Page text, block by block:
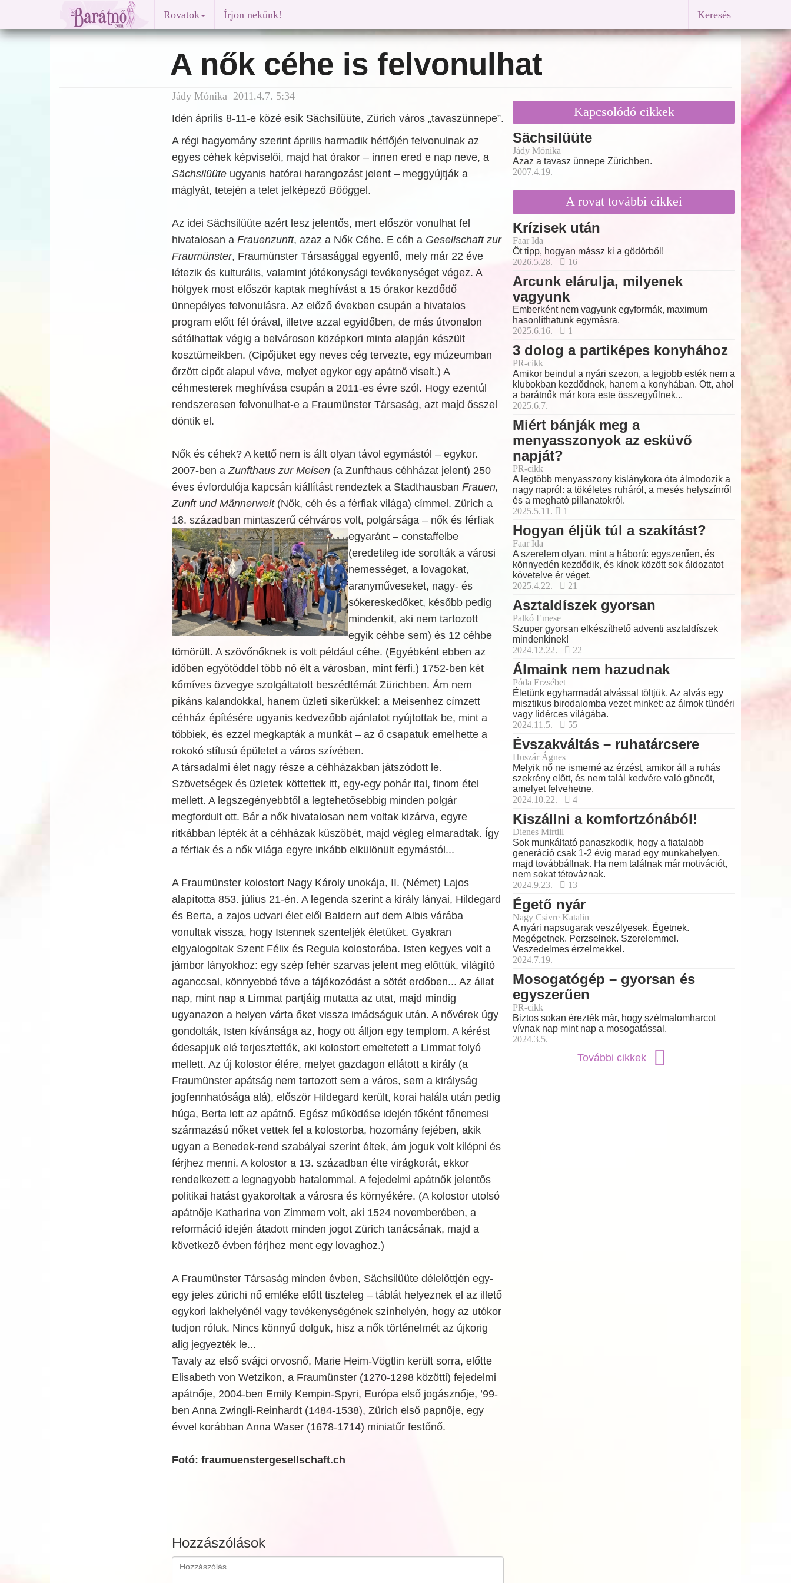
Rovatok Írjon nekünk! Keresés
A nők céhe is felvonulhat
Jády Mónika 2011.4.7. 5:34
Idén április 8-11-e közé esik Sächsilüüte, Zürich város „tavaszünnepe”.
A régi hagyomány szerint április harmadik hétfőjén felvonulnak az
egyes céhek képviselői, majd hat órakor – innen ered e nap neve, a
Sächsilüüteugyanis hatórai harangozást jelent – meggyújtják a
máglyát, tetején a telet jelképező Bööggel.
Az idei Sächsilüüte azért lesz jelentős, mert először vonulhat fel
hivatalosan a Frauenzunft, azaz a Nők Céhe. E céh a Gesellschaft zur
Fraumünster, Fraumünster Társasággal egyenlő, mely már 22 éve
létezik és kulturális, valamint jótékonysági tevékenységet végez. A
hölgyek most először kaptak meghívást a 15 órakor kezdődő
ünnepélyes felvonulásra. Az előző években csupán a hivatalos
program előtt fél órával, illetve azzal egyidőben, de más útvonalon
sétálhattak végig a belvároson középkori minta alapján készült
kosztümeikben. (Cipőjüket egy neves cég tervezte, egy múzeumban
őrzött cipőt alapul véve, melyet egykor egy apátnő viselt.) A
céhmesterek meghívása csupán a 2011-es évre szól. Hogy ezentúl
rendszeresen felvonulhat-e a Fraumünster Társaság, azt majd ősszel
döntik el.
Nők és céhek? A kettő nem is állt olyan távol egymástól – egykor.
2007-ben aZunfthaus zur Meisen(a Zunfthaus céhházat jelent) 250
éves évfordulója kapcsán kiállítást rendeztek a Stadthausban Frauen,
Zunft und Männerwelt (Nők, céh és a férfiak világa) címmel. Zürich a
18. században mintaszerű céhváros volt, polgársága – nők és férfiak
egyaránt – constaffelbe
(eredetileg ide sorolták a városi
nemességet, a lovagokat,
aranyműveseket, nagy- és
sókereskedőket, később pedig
mindenkit, aki nem tartozott
egyik céhbe sem) és 12 céhbe
tömörült. A szövőnőknek is volt például céhe. (Egyébként ebben az
időben egyötöddel több nő élt a városban, mint férfi.) 1752-ben két
kőmíves özvegye szolgáltatott beszédtémát Zürichben. Ám nem
pikáns kalandokkal, hanem üzleti sikerükkel: a Meisenhez címzett
céhház építésére ugyanis kedvezőbb ajánlatot nyújtottak be, mint a
többiek, és ezzel megkapták a munkát – az ő csapatuk emelhette a
rokokó stílusú épületet a város szívében.
A társadalmi élet nagy része a céhházakban játszódott le.
Szövetségek és üzletek köttettek itt, egy-egy pohár ital, finom étel
mellett. A legszegényebbtől a legtehetősebbig minden polgár
megfordult ott. Bár a nők hivatalosan nem voltak kizárva, egyre
ritkábban lépték át a céhházak küszöbét, majd végleg elmaradtak. Így
a férfiak és a nők világa egyre inkább elkülönült egymástól...
A Fraumünster kolostort Nagy Károly unokája, II. (Német) Lajos
alapította 853. július 21-én. A legenda szerint a király lányai, Hildegard
és Berta, a zajos udvari élet elől Baldern auf dem Albis várába
vonultak vissza, hogy Istennek szenteljék életüket. Gyakran
elgyalogoltak Szent Félix és Regula kolostorába. Isten kegyes volt a
jámbor lányokhoz: egy szép fehér szarvas jelent meg előttük, világító
aganccsal, könnyebbé téve a tájékozódást a sötét erdőben... Az állat
nap, mint nap a Limmat partjáig mutatta az utat, majd mindig
ugyanazon a helyen várta őket vissza imádságuk után. A nővérek úgy
gondolták, Isten kívánsága az, hogy ott álljon egy templom. A kérést
édesapjuk elé terjesztették, aki kolostort emeltetett a Limmat folyó
mellett. Az új kolostor élére, melyet gazdagon ellátott a király (a
Fraumünster apátság nem tartozott sem a város, sem a királyság
jogfennhatósága alá), először Hildegard került, korai halála után pedig
húga, Berta lett az apátnő. Egész működése idején főként főnemesi
származású nőket vettek fel a kolostorba, hozomány fejében, akik
ugyan a Benedek-rend szabályai szerint éltek, ám joguk volt kilépni és
férjhez menni. A kolostor a 13. században élte virágkorát, ekkor
rendelkezett a legnagyobb hatalommal. A fejedelmi apátnők jelentős
politikai hatást gyakoroltak a városra és környékére. (A kolostor utolsó
apátnője Katharina von Zimmern volt, aki 1524 novemberében, a
reformáció idején átadott minden jogot Zürich tanácsának, majd a
következő évben férjhez ment egy lovaghoz.)
A Fraumünster Társaság minden évben, Sächsilüüte délelőttjén egy-
egy jeles zürichi nő emléke előtt tiszteleg – táblát helyeznek el az illető
egykori lakhelyénél vagy tevékenységének színhelyén, hogy az utókor
tudjon róluk. Nincs könnyű dolguk, hisz a nők történelmét az újkorig
alig jegyezték le...
Tavaly az első svájci orvosnő, Marie Heim-Vögtlin került sorra, előtte
Elisabeth von Wetzikon, a Fraumünster (1270-1298 közötti) fejedelmi
apátnője, 2004-ben Emily Kempin-Spyri, Európa első jogásznője, ’99-
ben Anna Zwingli-Reinhardt (1484-1538), Zürich első papnője, egy
évvel korábban Anna Waser (1678-1714) miniatűr festőnő.
Fotó: fraumuenstergesellschaft.ch
Hozzászólások
Kapcsolódó cikkek
Sächsilüüte
Jády Mónika
Azaz a tavasz ünnepe Zürichben.
2007.4.19.
A rovat további cikkei
Krízisek után
Faar Ida
Öt tipp, hogyan mássz ki a gödörből!
2026.5.28.
16
Arcunk elárulja, milyenek
vagyunk
Emberként nem vagyunk egyformák, maximum
hasonlíthatunk egymásra.
2025.6.16.
1
3 dolog a partiképes konyhához
PR-cikk
Amikor beindul a nyári szezon, a legjobb esték nem a
klubokban kezdődnek, hanem a konyhában. Ott, ahol
a barátnők már kora este összegyűlnek...
2025.6.7.
Miért bánják meg a
menyasszonyok az esküvő
napját?
PR-cikk
A legtöbb menyasszony kislánykora óta álmodozik a
nagy napról: a tökéletes ruháról, a mesés helyszínről
és a megható pillanatokról.
2025.5.11.
1
Hogyan éljük túl a szakítást?
Faar Ida
A szerelem olyan, mint a háború: egyszerűen, és
könnyedén kezdődik, és kínok között sok áldozatot
követelve ér véget.
2025.4.22.
21
Asztaldíszek gyorsan
Palkó Emese
Szuper gyorsan elkészíthető adventi asztaldíszek
mindenkinek!
2024.12.22.
22
Álmaink nem hazudnak
Póda Erzsébet
Életünk egyharmadát alvással töltjük. Az alvás egy
misztikus birodalomba vezet minket: az álmok tündéri
vagy lidérces világába.
2024.11.5.
55
Évszakváltás – ruhatárcsere
Huszár Ágnes
Melyik nő ne ismerné az érzést, amikor áll a ruhás
szekrény előtt, és nem talál kedvére való göncöt,
amelyet felvehetne.
2024.10.22.
4
Kiszállni a komfortzónából!
Dienes Mirtill
Sok munkáltató panaszkodik, hogy a fiatalabb
generáció csak 1-2 évig marad egy munkahelyen,
majd továbbállnak. Ha nem találnak már motivációt,
nem sokat tétováznak.
2024.9.23.
13
Égető nyár
Nagy Csivre Katalin
A nyári napsugarak veszélyesek. Égetnek.
Megégetnek. Perzselnek. Szerelemmel.
Veszedelmes érzelmekkel.
2024.7.19.
Mosogatógép – gyorsan és
egyszerűen
PR-cikk
Biztos sokan érezték már, hogy szélmalomharcot
vívnak nap mint nap a mosogatással.
2024.3.5.
További cikkek